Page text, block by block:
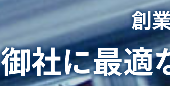
創
御社に最適